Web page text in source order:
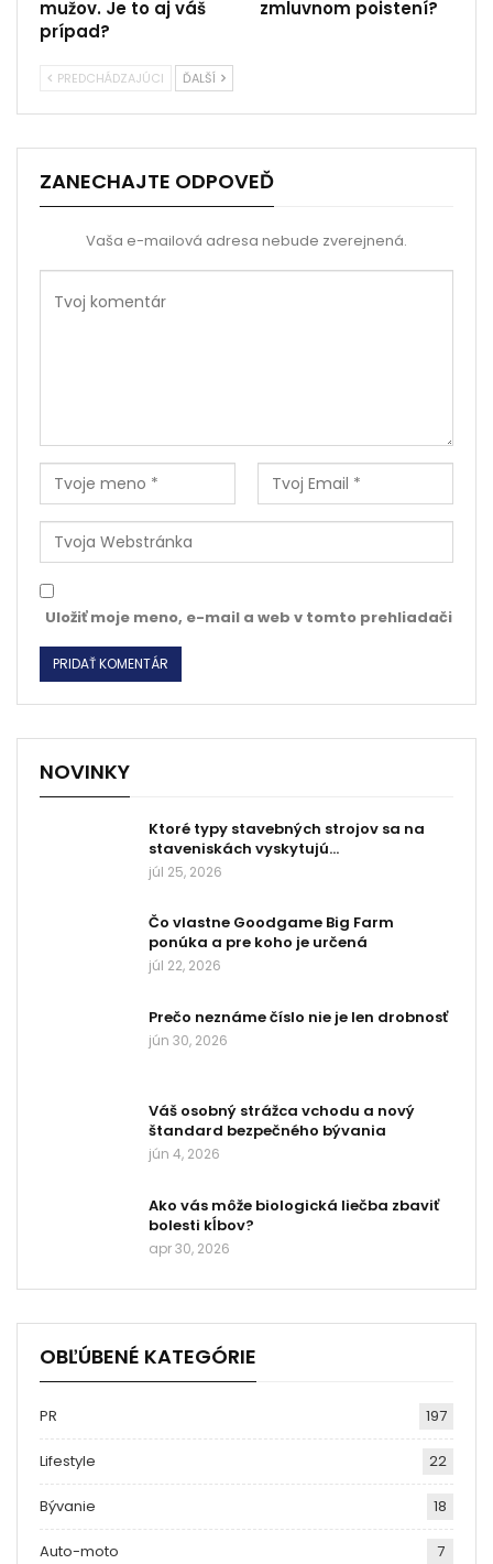
mužov. Je to aj váš
prípad?
zmluvnom poistení?
PREDCHÁDZAJÚCI ĎALŠÍ
ZANECHAJTE ODPOVEĎ
Vaša e-mailová adresa nebude zverejnená.
Uložiť moje meno, e-mail a web v tomto prehliadači
NOVINKY
Ktoré typy stavebných strojov sa na
staveniskách vyskytujú…
júl 25, 2026
Čo vlastne Goodgame Big Farm
ponúka a pre koho je určená
júl 22, 2026
Prečo neznáme číslo nie je len drobnosť
jún 30, 2026
Váš osobný strážca vchodu a nový
štandard bezpečného bývania
jún 4, 2026
Ako vás môže biologická liečba zbaviť
bolesti kĺbov?
apr 30, 2026
OBĽÚBENÉ KATEGÓRIE
PR 197
Lifestyle 22
Bývanie 18
Auto-moto 7